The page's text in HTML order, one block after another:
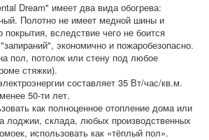
Dream" имеет два вида обогрева:
Полотно не имеет медной шины и
покрытия, вследствие чего не боится
экономично и пожаробезопасно.
пол, потолок или стену под любое
стяжки).
составляет 35 Вт/час/кв.м.
50-ти лет.
как полноценное отопление дома или
лоджии, склада, любых производственных
использовать как «тёплый пол».